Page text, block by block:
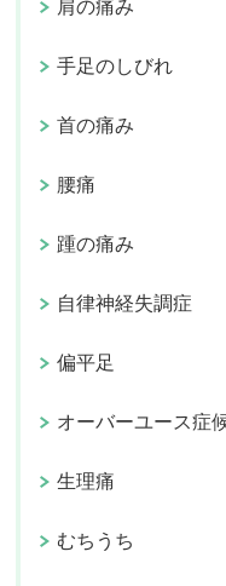
肩の痛み
手足のしびれ
首の痛み
腰痛
踵の痛み
自律神経失調症
偏平足
オーバーユース症
生理痛
むちうち